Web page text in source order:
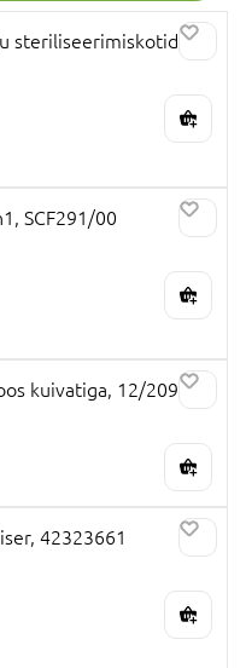
steriliseerimiskotid, 6
SCF291/00
kuivatiga, 12/209
42323661